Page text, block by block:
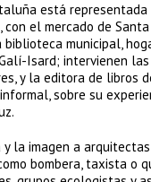
está
el mercado de
biblioteca municipal,
Isard; intervienen
y la editora de
sobre su
la imagen a
bombera, taxista o